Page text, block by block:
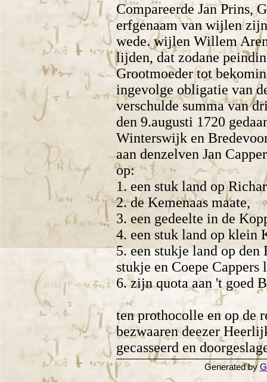
Compareerde Jan Prins,
erfgenaam van wijlen
wede. wijlen Willem
lijden, dat zodane
Grootmoeder tot
ingevolge obligatie van
verschulde summa van
den 9.augusti 1720
Winterswijk en
aan denzelven Jan
op:
1. een stuk land op
2. de Kemenaas maate,
3. een gedeelte in de
4. een stuk land op klein
5. een stukje land op den
stukje en Coepe Cappers
6. zijn quota aan 't goed
ten prothocolle en op de
bezwaaren deezer
gecasseerd en
Generated by